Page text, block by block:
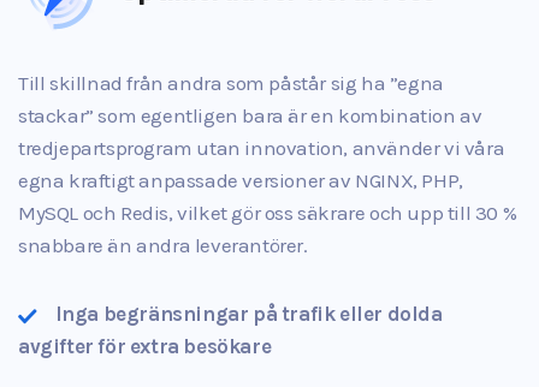
Till skillnad från andra som påstår sig ha ”egna
stackar” som egentligen bara är en kombination av
tredjepartsprogram utan innovation, använder vi våra
egna kraftigt anpassade versioner av NGINX, PHP,
MySQL och Redis, vilket gör oss säkrare och upp till 30 %
snabbare än andra leverantörer.
Inga begränsningar på trafik eller dolda
avgifter för extra besökare